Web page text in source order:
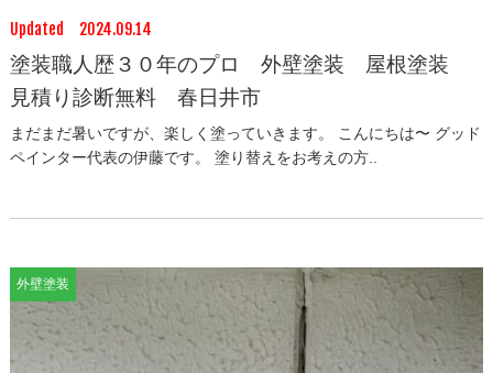
Updated 2024.09.14
塗装職人歴３０年のプロ 外壁塗装 屋根塗装
見積り診断無料 春日井市
まだまだ暑いですが、楽しく塗っていきます。 こんにちは〜 グッド
ペインター代表の伊藤です。 塗り替えをお考えの方..
外壁塗装